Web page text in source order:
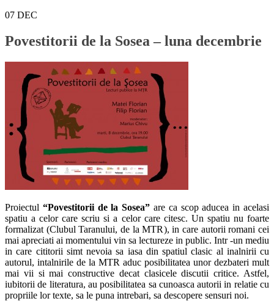
07 DEC
Povestitorii de la Sosea – luna decembrie
Proiectul “Povestitorii de la Sosea”are ca scop aducea in acelasi
spatiu a celor care scriu si a celor care citesc. Un spatiu nu foarte
formalizat (Clubul Taranului, de la MTR), in care autorii romani cei
mai apreciati ai momentului vin sa lectureze in public. Intr -un mediu
in care cititorii simt nevoia sa iasa din spatiul clasic al inalnirii cu
autorul, intalnirile de la MTR aduc posibilitatea unor dezbateri mult
mai vii si mai constructive decat clasicele discutii critice. Astfel,
iubitorii de literatura, au posibilitatea sa cunoasca autorii in relatie cu
propriile lor texte, sa le puna intrebari, sa descopere sensuri noi.